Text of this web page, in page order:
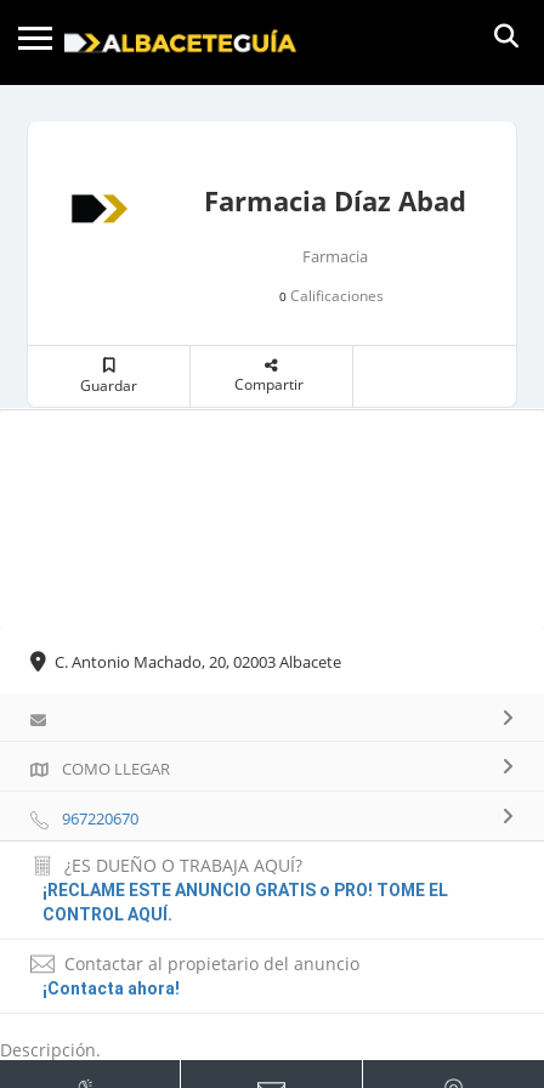
Farmacia Díaz Abad
Farmacia
0Calificaciones
Guardar Compartir
C. Antonio Machado, 20, 02003 Albacete
COMO LLEGAR
967220670
¿ES DUEÑO O TRABAJA AQUÍ?
¡RECLAME ESTE ANUNCIO GRATIS o PRO! TOME EL
CONTROL AQUÍ.
Contactar al propietario del anuncio
¡Contacta ahora!
Descripción.